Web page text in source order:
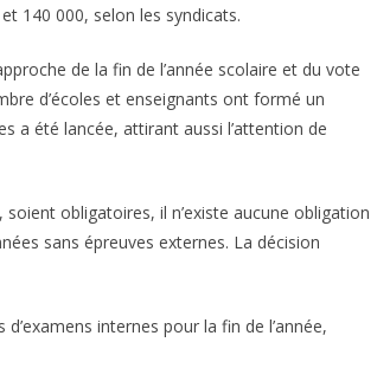
140 000, selon les syndicats.
de la fin de l’année scolaire et du vote
d’écoles et enseignants ont formé un
a été lancée, attirant aussi l’attention de
soient obligatoires, il n’existe aucune obligation
sans épreuves externes. La décision
internes pour la fin de l’année,